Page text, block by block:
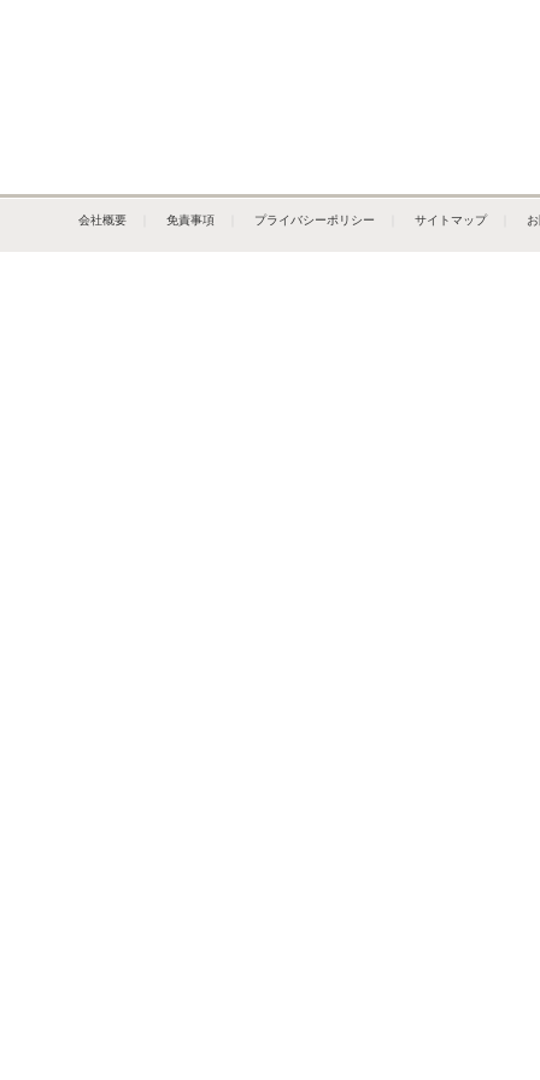
会社概要 免責事項 プライバシーポリシー サイトマップ｜